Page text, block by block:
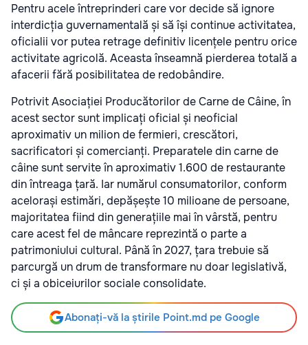
Pentru acele întreprinderi care vor decide să ignore
interdicția guvernamentală și să își continue activitatea,
oficialii vor putea retrage definitiv licențele pentru orice
activitate agricolă. Aceasta înseamnă pierderea totală a
afacerii fără posibilitatea de redobândire.
Potrivit Asociației Producătorilor de Carne de Câine, în
acest sector sunt implicați oficial și neoficial
aproximativ un milion de fermieri, crescători,
sacrificatori și comercianți. Preparatele din carne de
câine sunt servite în aproximativ 1.600 de restaurante
din întreaga țară. Iar numărul consumatorilor, conform
acelorași estimări, depășește 10 milioane de persoane,
majoritatea fiind din generațiile mai în vârstă, pentru
care acest fel de mâncare reprezintă o parte a
patrimoniului cultural. Până în 2027, țara trebuie să
parcurgă un drum de transformare nu doar legislativă,
ci și a obiceiurilor sociale consolidate.
Abonați-vă la știrile Point.md pe Google